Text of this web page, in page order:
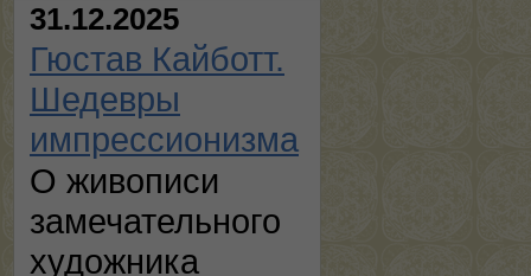
31.12.2025
Гюстав Кайботт.
Шедевры
импрессионизма
О живописи
замечательного
художника